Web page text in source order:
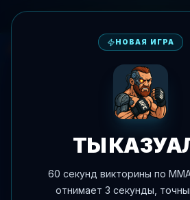
🎮 Фэнтези
НОВАЯ ИГРА
ТЫ
60 секунд викторины по
отнимает 3 секунды,